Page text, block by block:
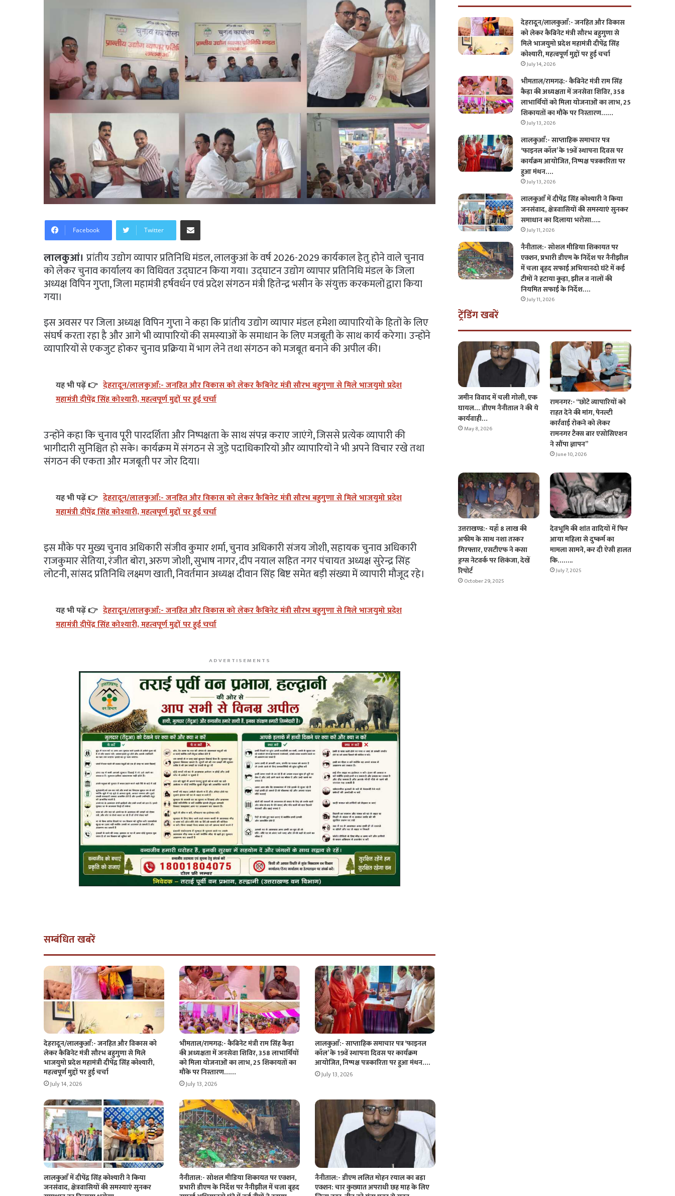
Facebook Twitter
Share via Email
लालकुआं। प्रांतीय उद्योग व्यापार प्रतिनिधि मंडल, लालकुआं के वर्ष 2026-2029 कार्यकाल हेतु होने वाले चुनाव
को लेकर चुनाव कार्यालय का विधिवत उद्घाटन किया गया। उद्घाटन उद्योग व्यापार प्रतिनिधि मंडल के जिला
अध्यक्ष विपिन गुप्ता, जिला महामंत्री हर्षवर्धन एवं प्रदेश संगठन मंत्री हितेन्द्र भसीन के संयुक्त करकमलों द्वारा किया
गया।
इस अवसर पर जिला अध्यक्ष विपिन गुप्ता ने कहा कि प्रांतीय उद्योग व्यापार मंडल हमेशा व्यापारियों के हितों के लिए
संघर्ष करता रहा है और आगे भी व्यापारियों की समस्याओं के समाधान के लिए मजबूती के साथ कार्य करेगा। उन्होंने
व्यापारियों से एकजुट होकर चुनाव प्रक्रिया में भाग लेने तथा संगठन को मजबूत बनाने की अपील की।
यह भी पढ़ें 👉 देहरादून/लालकुआँ:- जनहित और विकास को लेकर कैबिनेट मंत्री सौरभ बहुगुणा से मिले भाजयुमो प्रदेश
महामंत्री दीपेंद्र सिंह कोश्यारी, महत्वपूर्ण मुद्दों पर हुई चर्चा
उन्होंने कहा कि चुनाव पूरी पारदर्शिता और निष्पक्षता के साथ संपन्न कराए जाएंगे, जिससे प्रत्येक व्यापारी की
भागीदारी सुनिश्चित हो सके। कार्यक्रम में संगठन से जुड़े पदाधिकारियों और व्यापारियों ने भी अपने विचार रखे तथा
संगठन की एकता और मजबूती पर जोर दिया।
यह भी पढ़ें 👉 देहरादून/लालकुआँ:- जनहित और विकास को लेकर कैबिनेट मंत्री सौरभ बहुगुणा से मिले भाजयुमो प्रदेश
महामंत्री दीपेंद्र सिंह कोश्यारी, महत्वपूर्ण मुद्दों पर हुई चर्चा
इस मौके पर मुख्य चुनाव अधिकारी संजीव कुमार शर्मा, चुनाव अधिकारी संजय जोशी, सहायक चुनाव अधिकारी
राजकुमार सेतिया, रंजीत बोरा, अरुण जोशी, सुभाष नागर, दीप नयाल सहित नगर पंचायत अध्यक्ष सुरेन्द्र सिंह
लोटनी, सांसद प्रतिनिधि लक्ष्मण खाती, निवर्तमान अध्यक्ष दीवान सिंह बिष्ट समेत बड़ी संख्या में व्यापारी मौजूद रहे।
यह भी पढ़ें 👉 देहरादून/लालकुआँ:- जनहित और विकास को लेकर कैबिनेट मंत्री सौरभ बहुगुणा से मिले भाजयुमो प्रदेश
महामंत्री दीपेंद्र सिंह कोश्यारी, महत्वपूर्ण मुद्दों पर हुई चर्चा
ADVERTISEMENTS
सम्बंधित खबरें
देहरादून/लालकुआँ:- जनहित और विकास को
लेकर कैबिनेट मंत्री सौरभ बहुगुणा से मिले
भाजयुमो प्रदेश महामंत्री दीपेंद्र सिंह कोश्यारी,
महत्वपूर्ण मुद्दों पर हुई चर्चा
July 14, 2026
भीमताल/रामगढ़:- कैबिनेट मंत्री राम सिंह कैड़ा
की अध्यक्षता में जनसेवा शिविर, 358 लाभार्थियों
को मिला योजनाओं का लाभ, 25 शिकायतों का
मौके पर निस्तारण……
July 13, 2026
लालकुआँ:- साप्ताहिक समाचार पत्र ‘फाइनल
कॉल’ के 19वें स्थापना दिवस पर कार्यक्रम
आयोजित, निष्पक्ष पत्रकारिता पर हुआ मंथन….
July 13, 2026
लालकुआँ में दीपेंद्र सिंह कोश्यारी ने किया
जनसंवाद, क्षेत्रवासियों की समस्याएं सुनकर
नैनीताल:- सोशल मीडिया शिकायत पर एक्शन,
प्रभारी डीएम के निर्देश पर नैनीझील में चला बृहद
नैनीताल:- डीएम ललित मोहन रयाल का बड़ा
एक्शन: चार कुख्यात अपराधी छह माह के लिए
देहरादून/लालकुआँ:- जनहित और विकास
को लेकर कैबिनेट मंत्री सौरभ बहुगुणा से
मिले भाजयुमो प्रदेश महामंत्री दीपेंद्र सिंह
कोश्यारी, महत्वपूर्ण मुद्दों पर हुई चर्चा
July 14, 2026
भीमताल/रामगढ़:- कैबिनेट मंत्री राम सिंह
कैड़ा की अध्यक्षता में जनसेवा शिविर, 358
लाभार्थियों को मिला योजनाओं का लाभ, 25
शिकायतों का मौके पर निस्तारण……
July 13, 2026
लालकुआँ:- साप्ताहिक समाचार पत्र
‘फाइनल कॉल’ के 19वें स्थापना दिवस पर
कार्यक्रम आयोजित, निष्पक्ष पत्रकारिता पर
हुआ मंथन….
July 13, 2026
लालकुआँ में दीपेंद्र सिंह कोश्यारी ने किया
जनसंवाद, क्षेत्रवासियों की समस्याएं सुनकर
समाधान का दिलाया भरोसा…..
July 11, 2026
नैनीताल:- सोशल मीडिया शिकायत पर
एक्शन, प्रभारी डीएम के निर्देश पर नैनीझील
में चला बृहद सफाई अभियानदो घंटे में कई
टीमों ने हटाया कूड़ा, झील व नालों की
नियमित सफाई के निर्देश….
July 11, 2026
ट्रेंडिंग खबरें
जमीन विवाद में चली गोली, एक
घायल… डीएम नैनीताल ने की ये
कार्यवाही…
May 8, 2026
रामनगर:- “छोटे व्यापारियों को
राहत देने की मांग, पेनल्टी
कार्रवाई रोकने को लेकर
रामनगर टैक्स बार एसोसिएशन
ने सौंपा ज्ञापन”
June 10, 2026
उत्तराखण्ड:- यहाँ 8 लाख की
अफीम के साथ नशा तस्कर
गिरफ्तार, एसटीएफ ने कसा
ड्रग्स नेटवर्क पर शिकंजा, देखें
रिपोर्ट
October 29, 2025
देवभूमि की शांत वादियों में फिर
आया महिला से दुष्कर्म का
मामला सामने, कर दी ऐसी हालत
कि……..
July 7, 2025